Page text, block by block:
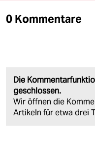
0 Kommentare
Die
geschlossen.
Wir öffnen die
Artikeln für etwa drei